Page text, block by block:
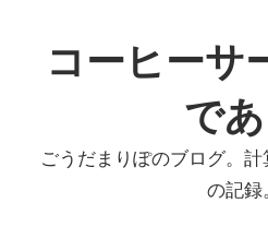
ン
テ
へ
コーヒーサ
で
ごうだまりぽのブログ。
の記録。